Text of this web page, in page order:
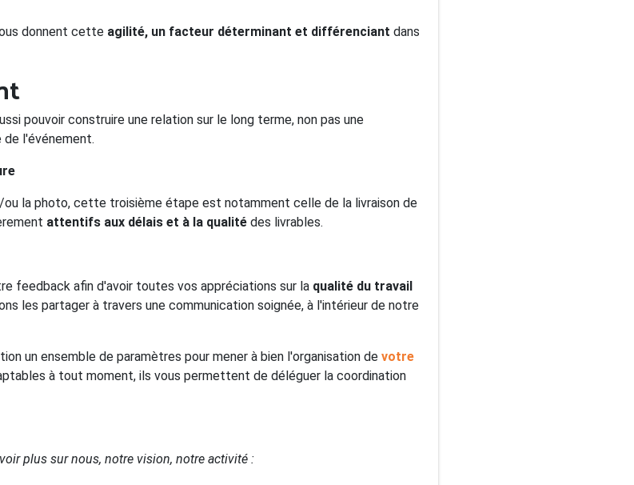
donnent cette agilité, un facteur déterminant et différenciant dans
pouvoir construire une relation sur le long terme, non pas une
de l'événement.
la photo, cette troisième étape est notamment celle de la livraison de
attentifs aux délais et à la qualité des livrables.
feedback afin d'avoir toutes vos appréciations sur la qualité du travail
les partager à travers une communication soignée, à l'intérieur de notre
un ensemble de paramètres pour mener à bien l'organisation de votre
à tout moment, ils vous permettent de déléguer la coordination
plus sur nous, notre vision, notre activité :